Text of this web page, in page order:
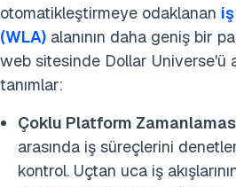
otomatikleştirmeye odaklanan
(WLA) alanının daha geniş bir
web sitesinde Dollar Universe'ü
tanımlar:
Çoklu Platform
arasında iş süreçlerini
kontrol. Uçtan uca iş